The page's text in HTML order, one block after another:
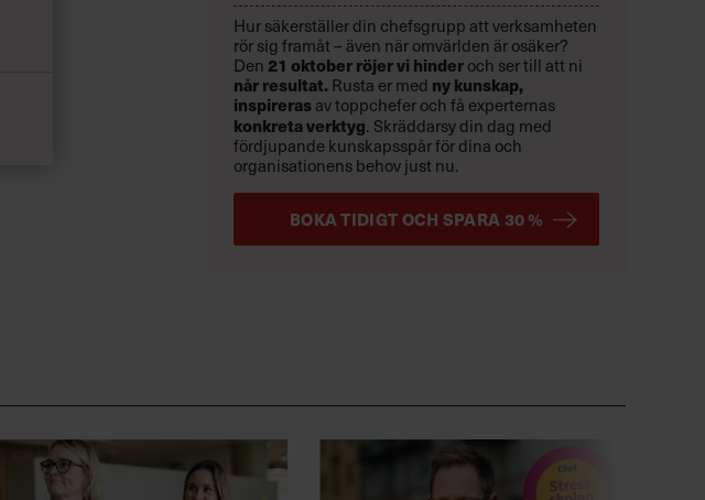
Hur säkerställer din chefsgrupp att verksamheten
rör sig framåt – även när omvärlden är osäker?
Den 21 oktoberröjer vi hinderoch ser till att ni
når resultat. Rusta er med ny kunskap,
inspirerasav toppchefer och få experternas
konkreta verktyg. Skräddarsy din dag med
fördjupande kunskapsspår för dina och
organisationens behov just nu.
BOKA TIDIGT OCH SPARA 30 %